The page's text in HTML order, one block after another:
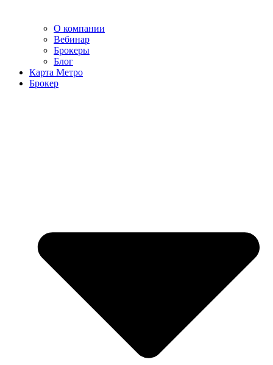
О компании
Вебинар
Брокеры
Блог
Карта Метро
Брокер